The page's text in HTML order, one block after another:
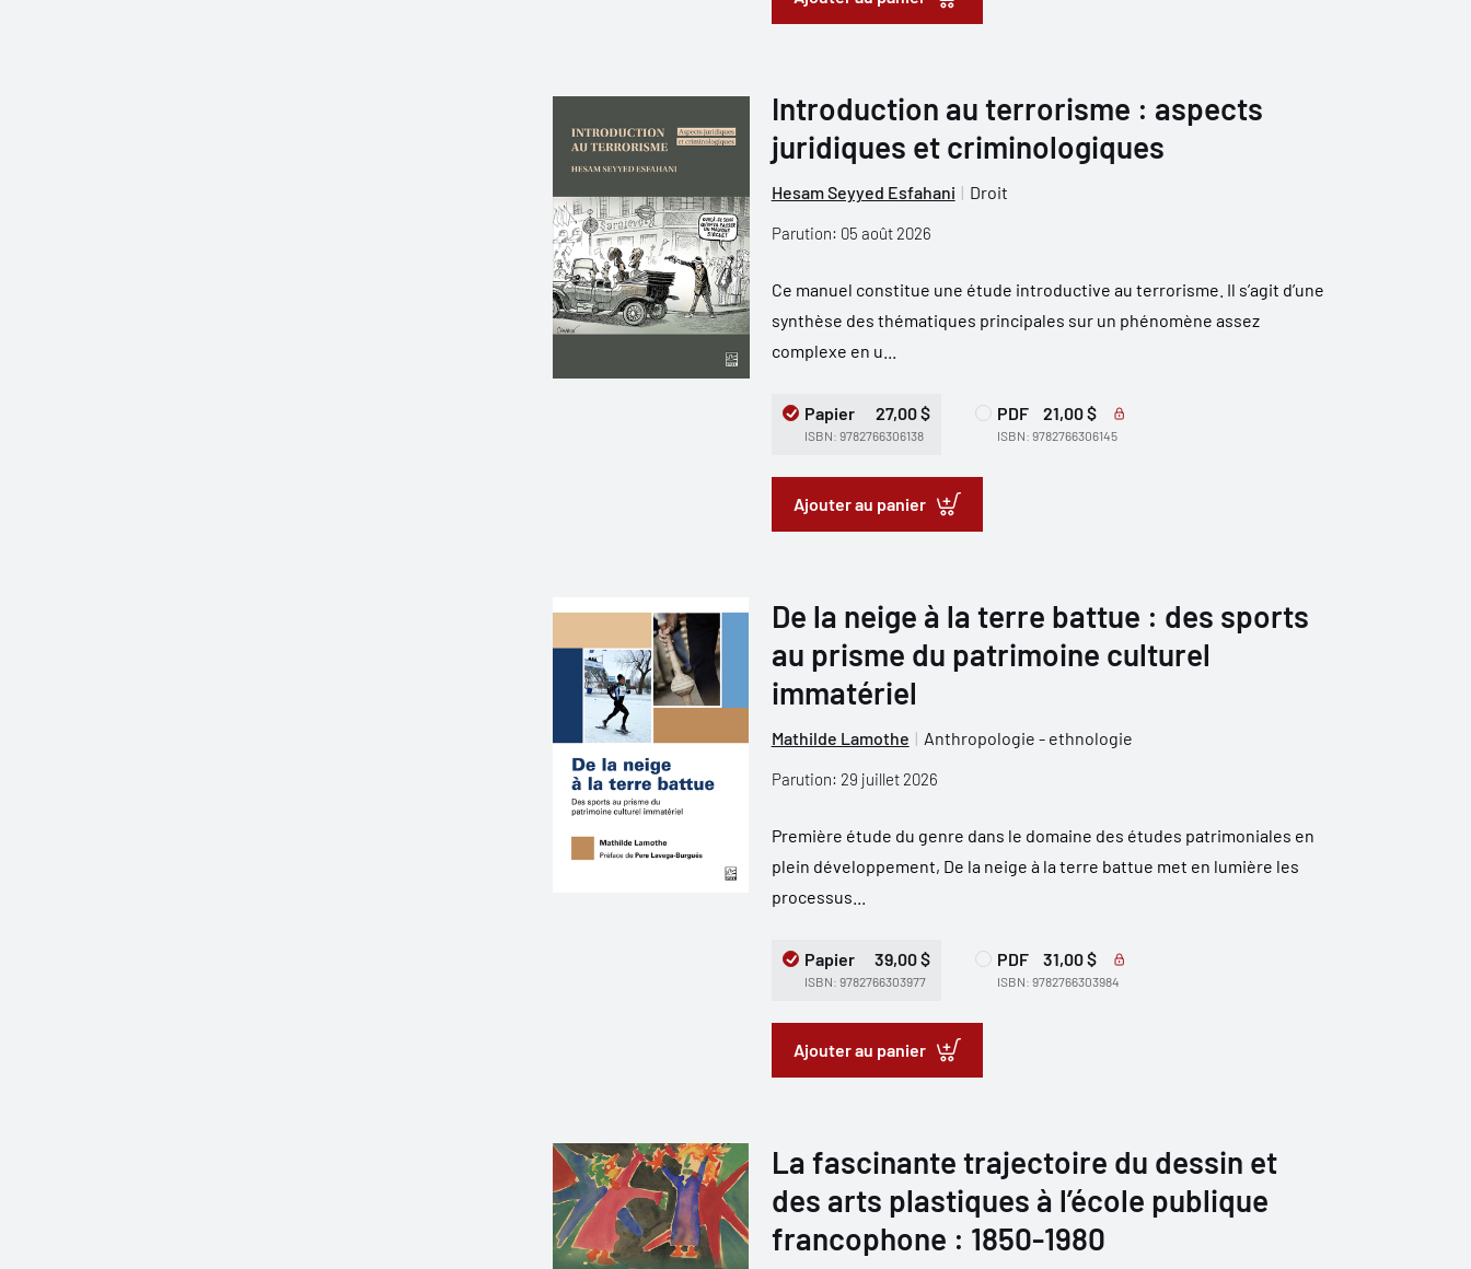
Introduction au terrorisme : aspects
juridiques et criminologiques
Hesam Seyyed Esfahani Droit
Parution: 05 août 2026
Ce manuel constitue une étude introductive au terrorisme. Il s’agit d’une
synthèse des thématiques principales sur un phénomène assez
complexe en u...
Papier 27,00 $
ISBN: 9782766306138
PDF 21,00 $
ISBN: 9782766306145
Ajouter au panier
De la neige à la terre battue : des sports
au prisme du patrimoine culturel
immatériel
Mathilde Lamothe Anthropologie - ethnologie
Parution: 29 juillet 2026
Première étude du genre dans le domaine des études patrimoniales en
plein développement, De la neige à la terre battue met en lumière les
processus...
Papier 39,00 $
ISBN: 9782766303977
PDF 31,00 $
ISBN: 9782766303984
Ajouter au panier
La fascinante trajectoire du dessin et
des arts plastiques à l’école publique
francophone : 1850-1980